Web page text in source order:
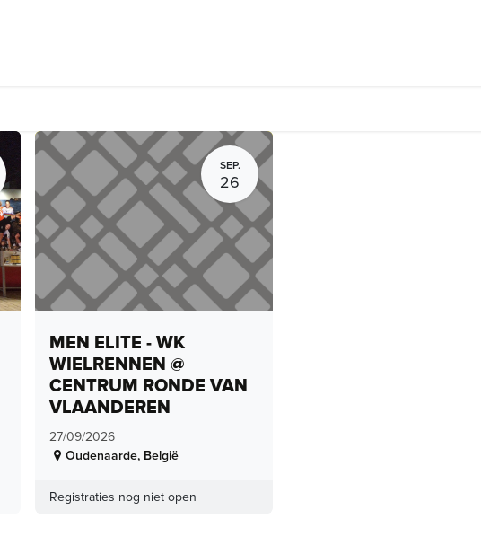
SEP.
26
MEN ELITE - WK
WIELRENNEN @
CENTRUM RONDE VAN
VLAANDEREN
27/09/2026
Oudenaarde, België
Registraties nog niet open